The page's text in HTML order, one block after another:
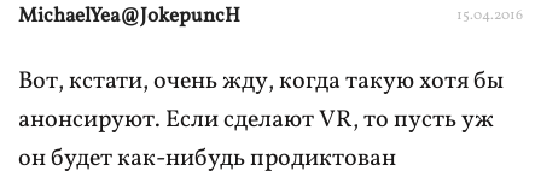
MichaelYea@JokepuncH 15.04.2016
Вот, кстати, очень жду, когда такую хотя бы
анонсируют. Если сделают VR, то пусть уж
он будет как-нибудь продиктован